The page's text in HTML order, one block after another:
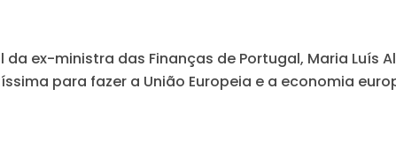
ex-ministra das Finanças de Portugal, Maria Luís
para fazer a União Europeia e a economia